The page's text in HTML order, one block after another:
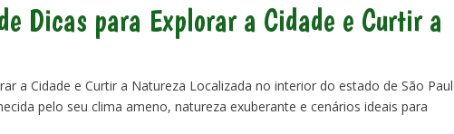
Dicas para Explorar a Cidade e Curtir a
a Cidade e Curtir a Natureza Localizada no interior do estado de São
pelo seu clima ameno, natureza exuberante e cenários ideais para